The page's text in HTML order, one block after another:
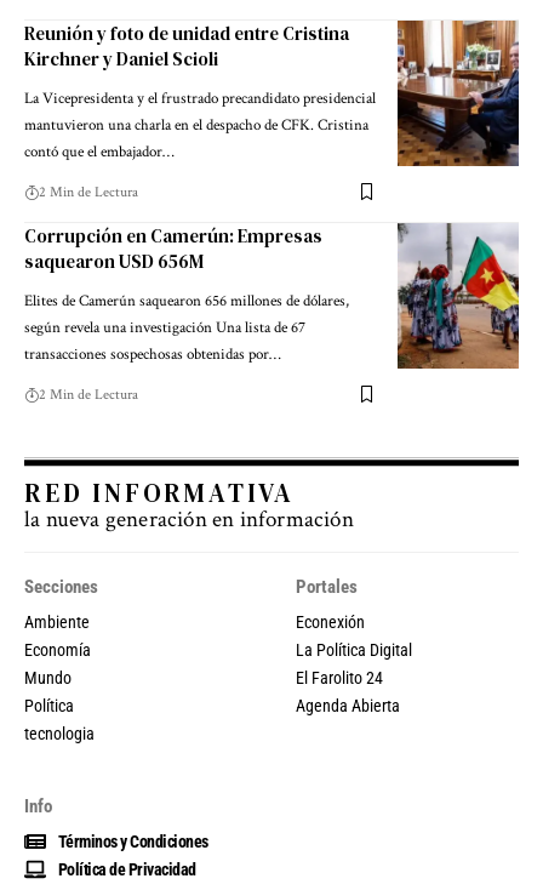
Reunión y foto de unidad entre Cristina
Kirchner y Daniel Scioli
La Vicepresidenta y el frustrado precandidato presidencial
mantuvieron una charla en el despacho de CFK. Cristina
contó que el embajador…
2 Min de Lectura
Corrupción en Camerún: Empresas
saquearon USD 656M
Elites de Camerún saquearon 656 millones de dólares,
según revela una investigación Una lista de 67
transacciones sospechosas obtenidas por…
2 Min de Lectura
RED INFORMATIVA
la nueva generación en información
Secciones
Ambiente
Economía
Mundo
Política
tecnologia
Portales
Econexión
La Política Digital
El Farolito 24
Agenda Abierta
Info
Términos y Condiciones
Política de Privacidad